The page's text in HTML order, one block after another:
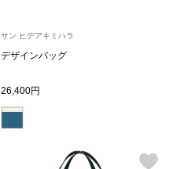
ウオッチ／
サン ヒデアキミハラ
デザインバッグ
26,400円